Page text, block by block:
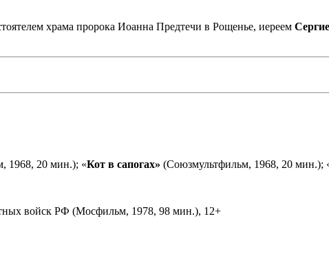
храма пророка Иоанна Предтечи в Рощенье, иереем
1968, 20 мин.); «Кот в сапогах» (Союзмультфильм, 1968, 20 мин.);
войск РФ (Мосфильм, 1978, 98 мин.), 12+